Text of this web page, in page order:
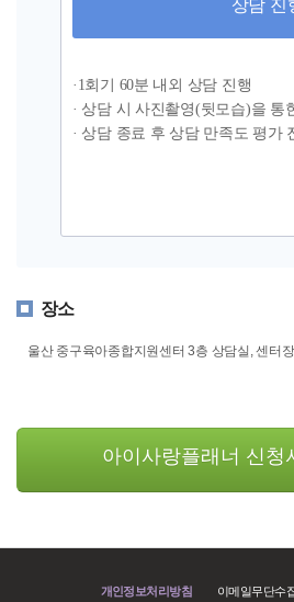
상담 진
·1회기 60분 내외 상담 진행
· 상담 시 사진촬영(뒷모습)을 통
· 상담 종료 후 상담 만족도 평가
장소
울산 중구육아종합지원센터 3층 상담실, 센터
아이사랑플래너 신청
개인정보처리방침 이메일무단수